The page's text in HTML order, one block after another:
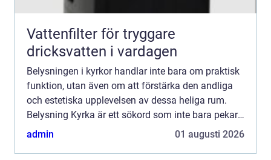
Vattenfilter för tryggare
dricksvatten i vardagen
Belysningen i kyrkor handlar inte bara om praktisk
funktion, utan även om att förstärka den andliga
och estetiska upplevelsen av dessa heliga rum.
Belysning Kyrka är ett sökord som inte bara pekar
på ljuskällor, ut...
admin 01 augusti 2026